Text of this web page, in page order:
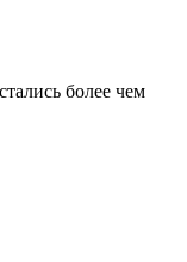
более чем